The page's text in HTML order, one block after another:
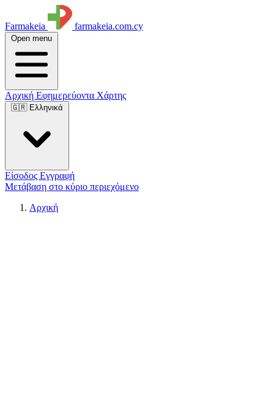
Farmakeia farmakeia.com.cy
Open menu
Αρχική Εφημερεύοντα Χάρτης
🇬🇷 Ελληνικά
Είσοδος Εγγραφή
Μετάβαση στο κύριο περιεχόμενο
Αρχική